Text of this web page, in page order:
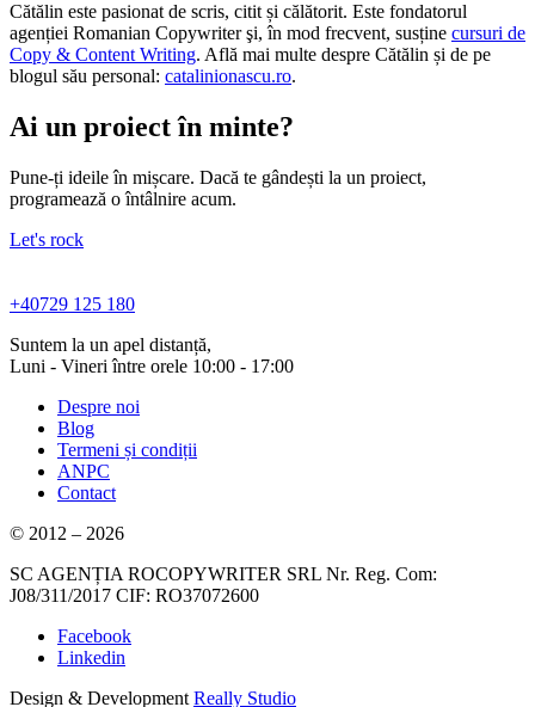
Cătălin este pasionat de scris, citit și călătorit. Este fondatorul
agenției Romanian Copywriter şi, în mod frecvent, susține cursuri de
Copy & Content Writing. Află mai multe despre Cătălin și de pe
blogul său personal: catalinionascu.ro.
Ai un proiect în minte?
Pune-ți ideile în mișcare. Dacă te gândești la un proiect,
programează o întâlnire acum.
Let's rock
+40729 125 180
Suntem la un apel distanță,
Luni - Vineri între orele 10:00 - 17:00
Despre noi
Blog
Termeni și condiții
ANPC
Contact
© 2012 – 2026
SC AGENȚIA ROCOPYWRITER SRL Nr. Reg. Com:
J08/311/2017 CIF: RO37072600
Facebook
Linkedin
Design & Development Really Studio